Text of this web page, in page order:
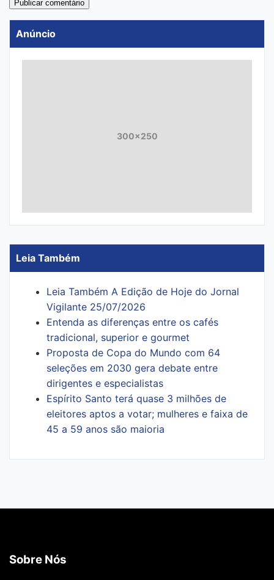
Anúncio
300x250
Leia Também
Leia Também A Edição de Hoje do Jornal
Vigilante 25/07/2026
Entenda as diferenças entre os cafés
tradicional, superior e gourmet
Proposta de Copa do Mundo com 64
seleções em 2030 gera debate entre
dirigentes e especialistas
Espírito Santo terá quase 3 milhões de
eleitores aptos a votar; mulheres e faixa de
45 a 59 anos são maioria
Sobre Nós